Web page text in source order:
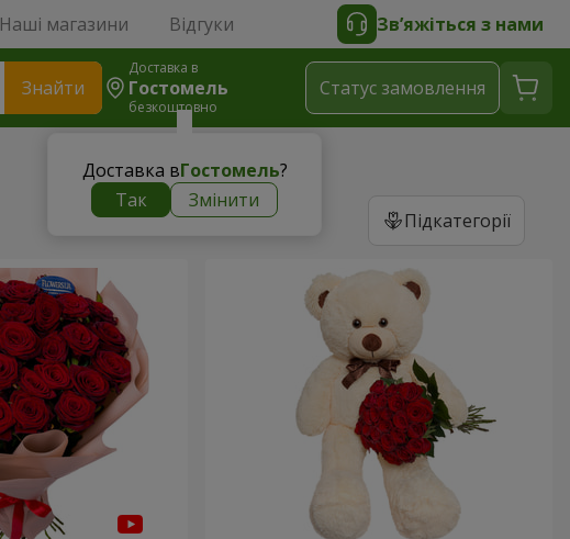
Наші магазини Відгуки Зв’яжіться з нами
Знайти
Доставка в
Гостомель
безкоштовно
Доставка вГостомель?
Так
Змінити
Статус замовлення
Підкатегорії